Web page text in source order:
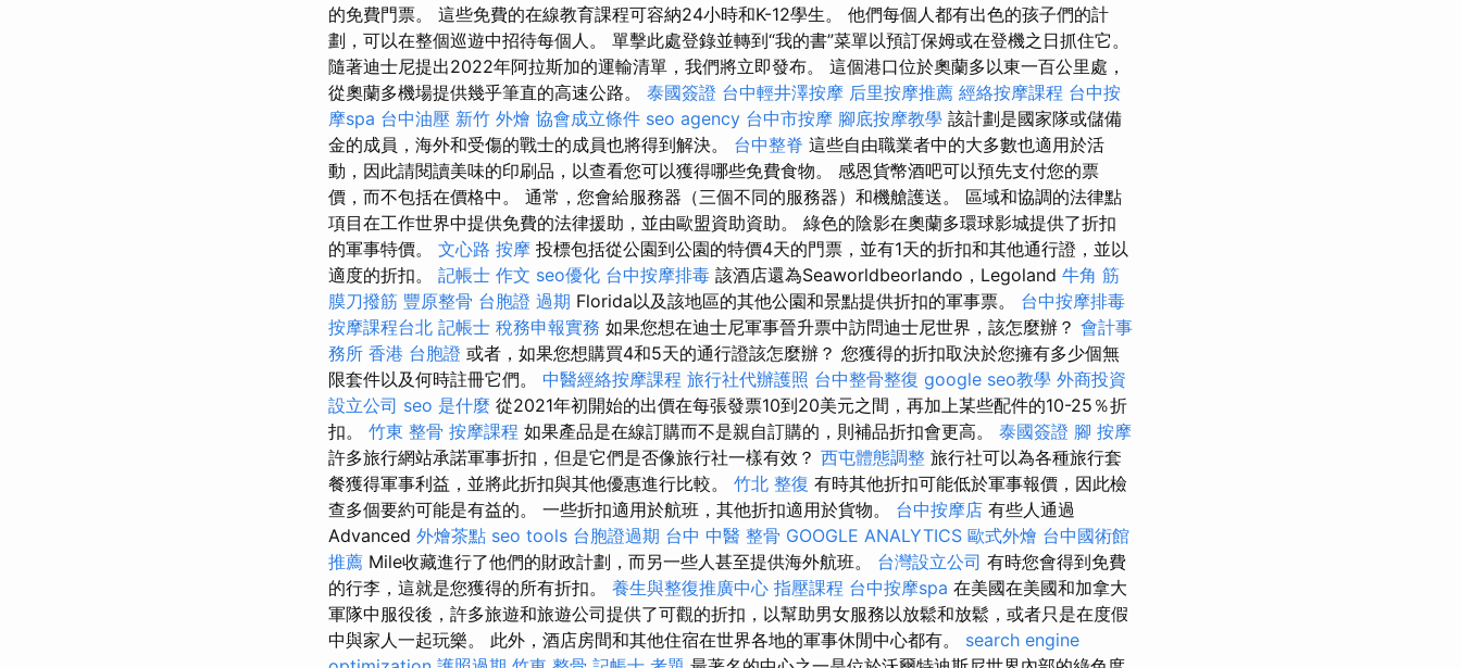
的免費門票。 這些免費的在線教育課程可容納24小時和K-12學生。 他們每個人都有出色的孩子們的計
劃，可以在整個巡遊中招待每個人。 單擊此處登錄並轉到“我的書”菜單以預訂保姆或在登機之日抓住它。
隨著迪士尼提出2022年阿拉斯加的運輸清單，我們將立即發布。 這個港口位於奧蘭多以東一百公里處，
從奧蘭多機場提供幾乎筆直的高速公路。 泰國簽證 台中輕井澤按摩 后里按摩推薦 經絡按摩課程 台中按
摩spa 台中油壓 新竹 外燴 協會成立條件 seo agency 台中市按摩 腳底按摩教學 該計劃是國家隊或儲備
金的成員，海外和受傷的戰士的成員也將得到解決。 台中整脊 這些自由職業者中的大多數也適用於活
動，因此請閱讀美味的印刷品，以查看您可以獲得哪些免費食物。 感恩貨幣酒吧可以預先支付您的票
價，而不包括在價格中。 通常，您會給服務器（三個不同的服務器）和機艙護送。 區域和協調的法律點
項目在工作世界中提供免費的法律援助，並由歐盟資助資助。 綠色的陰影在奧蘭多環球影城提供了折扣
的軍事特價。 文心路 按摩 投標包括從公園到公園的特價4天的門票，並有1天的折扣和其他通行證，並以
適度的折扣。 記帳士 作文 seo優化 台中按摩排毒 該酒店還為Seaworldbeorlando，Legoland 牛角 筋
膜刀撥筋 豐原整骨 台胞證 過期 Florida以及該地區的其他公園和景點提供折扣的軍事票。 台中按摩排毒
按摩課程台北 記帳士 稅務申報實務 如果您想在迪士尼軍事晉升票中訪問迪士尼世界，該怎麼辦？ 會計事
務所 香港 台胞證 或者，如果您想購買4和5天的通行證該怎麼辦？ 您獲得的折扣取決於您擁有多少個無
限套件以及何時註冊它們。 中醫經絡按摩課程 旅行社代辦護照 台中整骨整復 google seo教學 外商投資
設立公司 seo 是什麼 從2021年初開始的出價在每張發票10到20美元之間，再加上某些配件的10-25％折
扣。 竹東 整骨 按摩課程 如果產品是在線訂購而不是親自訂購的，則補品折扣會更高。 泰國簽證 腳 按摩
許多旅行網站承諾軍事折扣，但是它們是否像旅行社一樣有效？ 西屯體態調整 旅行社可以為各種旅行套
餐獲得軍事利益，並將此折扣與其他優惠進行比較。 竹北 整復 有時其他折扣可能低於軍事報價，因此檢
查多個要約可能是有益的。 一些折扣適用於航班，其他折扣適用於貨物。 台中按摩店 有些人通過
Advanced 外燴茶點 seo tools 台胞證過期 台中 中醫 整骨 GOOGLE ANALYTICS 歐式外燴 台中國術館
推薦 Mile收藏進行了他們的財政計劃，而另一些人甚至提供海外航班。 台灣設立公司 有時您會得到免費
的行李，這就是您獲得的所有折扣。 養生與整復推廣中心 指壓課程 台中按摩spa 在美國在美國和加拿大
軍隊中服役後，許多旅遊和旅遊公司提供了可觀的折扣，以幫助男女服務以放鬆和放鬆，或者只是在度假
中與家人一起玩樂。 此外，酒店房間和其他住宿在世界各地的軍事休閒中心都有。 search engine